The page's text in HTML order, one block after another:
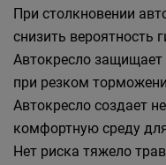
При столкновении
снизить вероятность
Автокресло
при резком
Автокресло создает
комфортную среду
Нет риска тяжело